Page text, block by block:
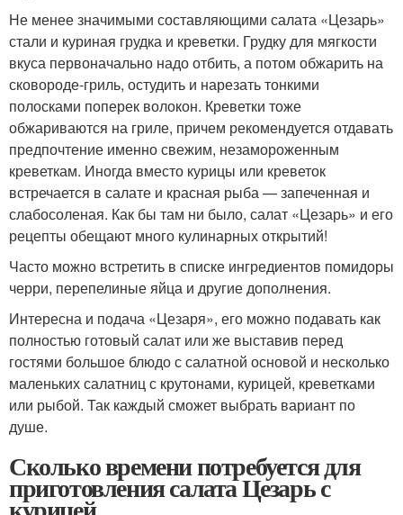
Не менее значимыми составляющими салата «Цезарь»
стали и куриная грудка и креветки. Грудку для мягкости
вкуса первоначально надо отбить, а потом обжарить на
сковороде-гриль, остудить и нарезать тонкими
полосками поперек волокон. Креветки тоже
обжариваются на гриле, причем рекомендуется отдавать
предпочтение именно свежим, незамороженным
креветкам. Иногда вместо курицы или креветок
встречается в салате и красная рыба — запеченная и
слабосоленая. Как бы там ни было, салат «Цезарь» и его
рецепты обещают много кулинарных открытий!
Часто можно встретить в списке ингредиентов помидоры
черри, перепелиные яйца и другие дополнения.
Интересна и подача «Цезаря», его можно подавать как
полностью готовый салат или же выставив перед
гостями большое блюдо с салатной основой и несколько
маленьких салатниц с крутонами, курицей, креветками
или рыбой. Так каждый сможет выбрать вариант по
душе.
Сколько времени потребуется для
приготовления салата Цезарь с